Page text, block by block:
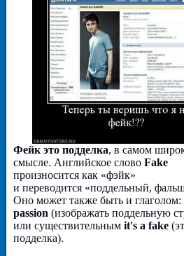
Фейк это подделка, в самом
смысле. Английское слово Fake
произносится как «фэйк»
и переводится «поддельный,
Оно может также быть и глаголом:
passion (изображать поддельную
или существительным it's a fake
подделка).